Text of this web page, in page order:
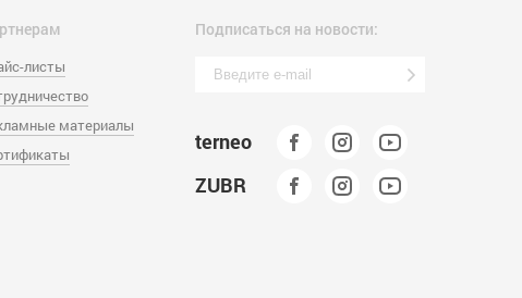
листы
материалы
Подписаться на новости:
terneo
ZUBR